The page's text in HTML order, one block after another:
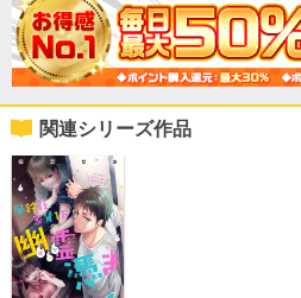
関連シリーズ作品